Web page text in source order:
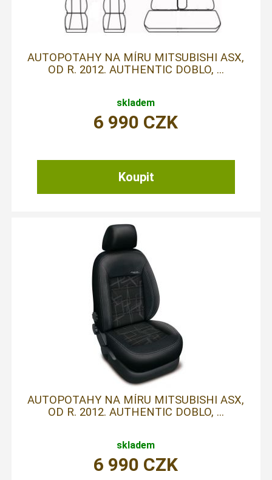
AUTOPOTAHY NA MÍRU MITSUBISHI ASX,
OD R. 2012. AUTHENTIC DOBLO, ...
skladem
6 990 CZK
AUTOPOTAHY NA MÍRU MITSUBISHI ASX,
OD R. 2012. AUTHENTIC DOBLO, ...
skladem
6 990 CZK